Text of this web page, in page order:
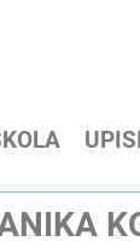
UPISI